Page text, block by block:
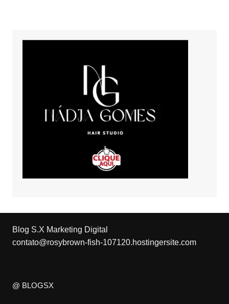
Blog S.X Marketing Digital
contato@rosybrown-fish-107120.hostingersite.com
@ BLOGSX